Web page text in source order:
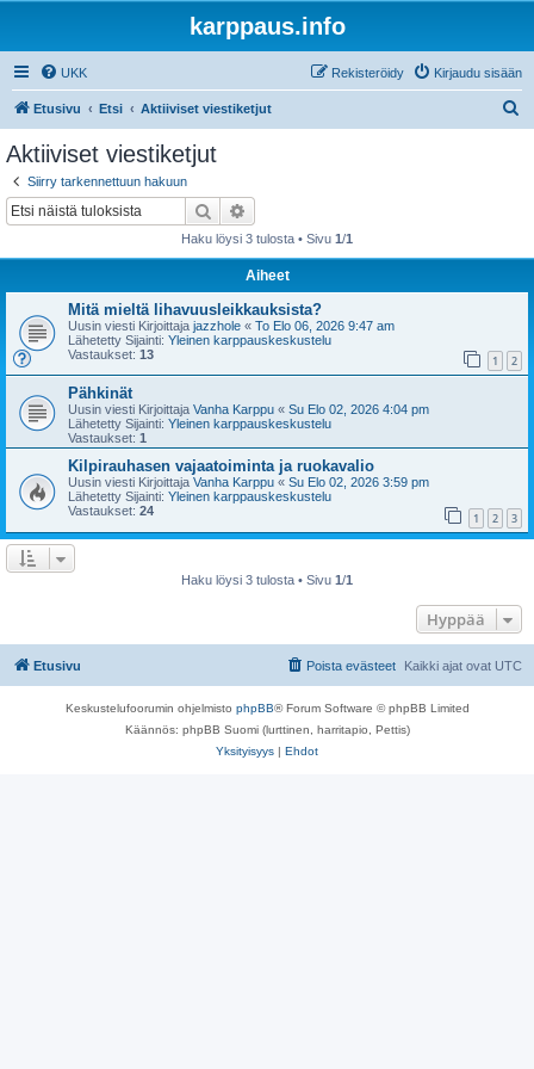
karppaus.info
UKK Kirjaudu sisään
Rekisteröidy
Etusivu Etsi Aktiiviset viestiketjut
Aktiiviset viestiketjut
Siirry tarkennettuun hakuun
Etsi
Haku löysi 3 tulosta • Sivu 1/1
Aiheet
Mitä mieltä lihavuusleikkauksista?
Uusin viesti Kirjoittaja jazzhole « To Elo 06, 2026 9:47 am
Lähetetty Sijainti: Yleinen karppauskeskustelu
Vastaukset: 13 1 2
Pähkinät
Uusin viesti Kirjoittaja Vanha Karppu « Su Elo 02, 2026 4:04 pm
Lähetetty Sijainti: Yleinen karppauskeskustelu
Vastaukset: 1
Kilpirauhasen vajaatoiminta ja ruokavalio
Uusin viesti Kirjoittaja Vanha Karppu « Su Elo 02, 2026 3:59 pm
Lähetetty Sijainti: Yleinen karppauskeskustelu
Vastaukset: 24 1 2 3
Haku löysi 3 tulosta • Sivu 1/1
Hyppää
Etusivu Kaikki ajat ovat UTC
Poista evästeet
Keskustelufoorumin ohjelmisto phpBB® Forum Software © phpBB Limited
Käännös: phpBB Suomi (lurttinen, harritapio, Pettis)
Yksityisyys | Ehdot